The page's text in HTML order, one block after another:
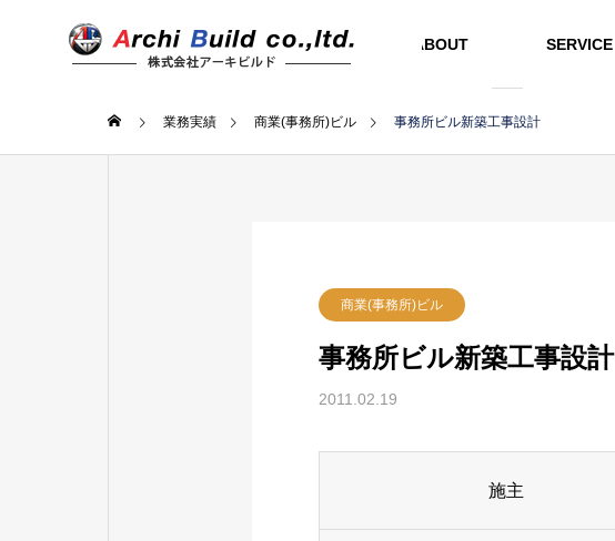
ABOUT SERVICE
業務実績 商業(事務所)ビル 事務所ビル新築工事設計
商業(事務所)ビル
事務所ビル新築工事設計
2011.02.19
施主